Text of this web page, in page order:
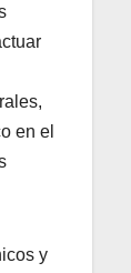
en el
y